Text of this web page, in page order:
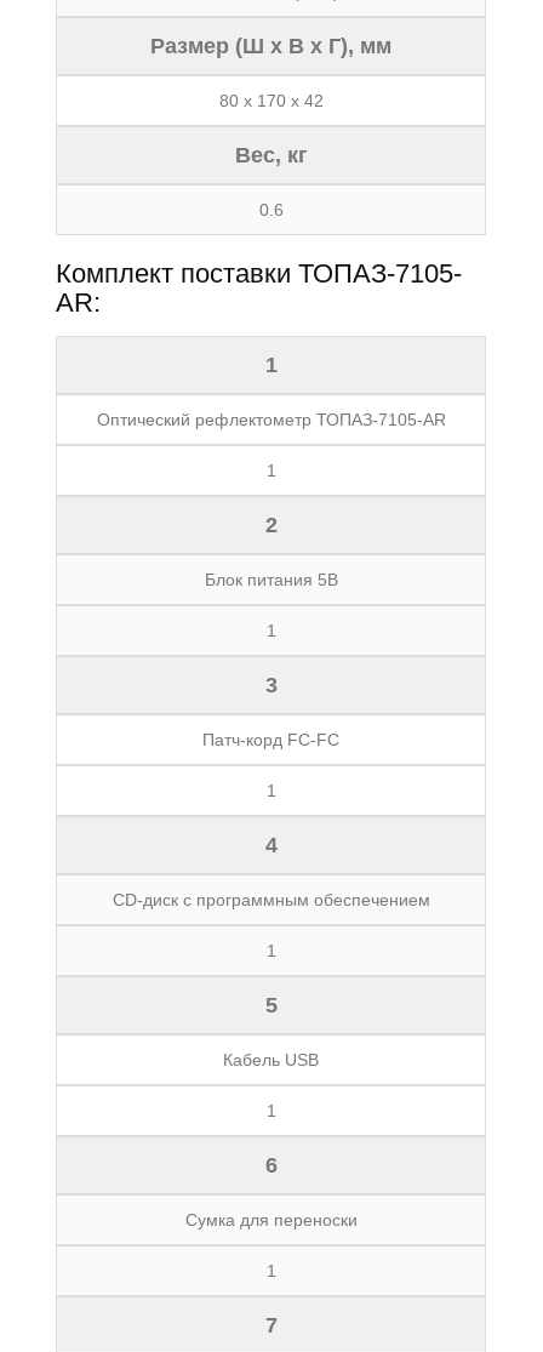
Размер (Ш x В x Г), мм
80 x 170 x 42
Вес, кг
0.6
Комплект поставки ТОПАЗ-7105-
AR:
1
Оптический рефлектометр ТОПАЗ-7105-AR
1
2
Блок питания 5В
1
3
Патч-корд FC-FC
1
4
CD-диск с программным обеспечением
1
5
Кабель USB
1
6
Сумка для переноски
1
7